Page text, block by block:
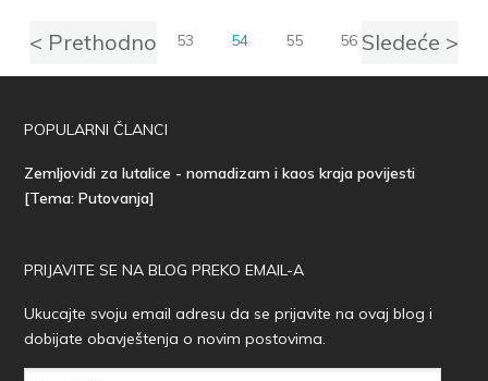
< Prethodno
1 … 52 53 54 55 56 … 84
Sledeće >
POPULARNI ČLANCI
Zemljovidi za lutalice - nomadizam i kaos kraja povijesti
[Tema: Putovanja]
PRIJAVITE SE NA BLOG PREKO EMAIL-A
Ukucajte svoju email adresu da se prijavite na ovaj blog i
dobijate obavještenja o novim postovima.